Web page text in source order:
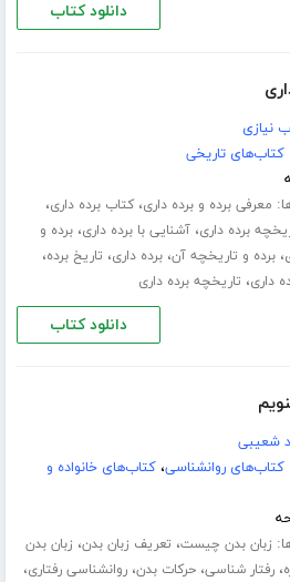
دانلود کتاب
نیازی
کتاب‌های تاریخی
معرفی برده و برده داری،کتاب برده داری،
برده داری،آشنایی با برده داری،برده و
،برده و تاریخچه آن،برده داری، تاریخ برده،
داری، تاریخچه برده داری
دانلود کتاب
شعیبی
کتاب‌های روانشناسی،کتاب‌های خانواده و
زبان بدن چیست، تعریف زبان بدن، زبان بدن
،رفتار شناسی،حرکات بدن،روانشناسی رفتاری،